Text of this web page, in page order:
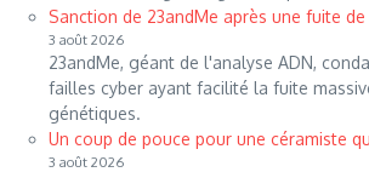
Sanction de 23andMe après une fuite
3 août 2026
23andMe, géant de l'analyse ADN,
failles cyber ayant facilité la fuite
génétiques.
Un coup de pouce pour une céramiste
3 août 2026